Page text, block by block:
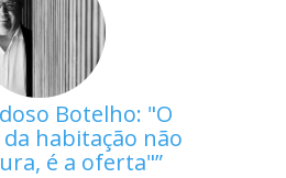
Botelho: "O
habitação não
é a oferta"